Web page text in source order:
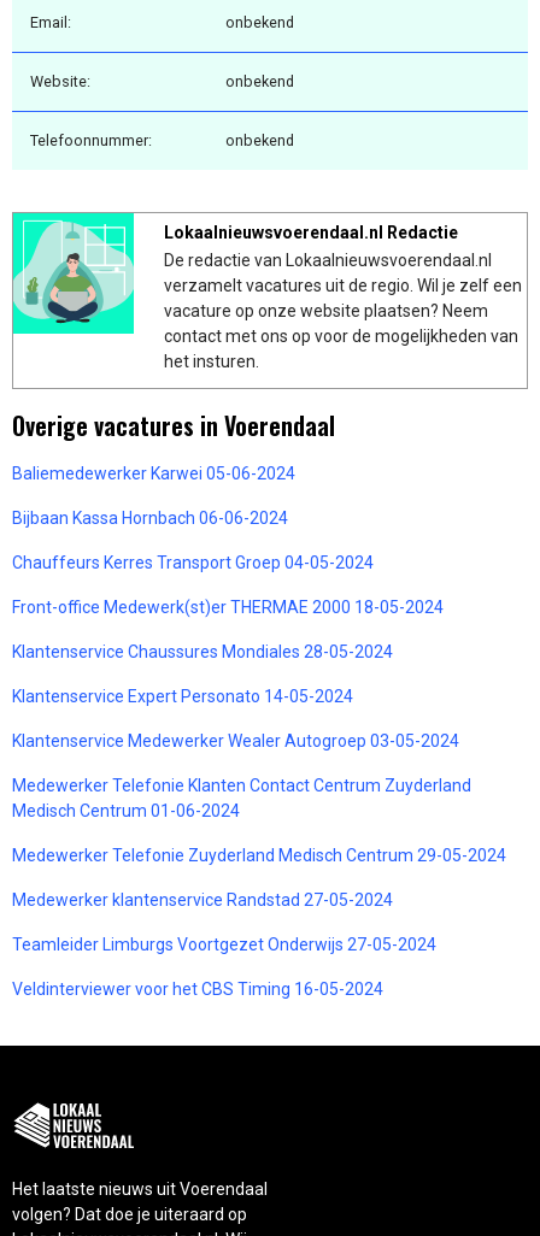
Email: onbekend
Website: onbekend
Telefoonnummer: onbekend
Lokaalnieuwsvoerendaal.nl Redactie
De redactie van Lokaalnieuwsvoerendaal.nl
verzamelt vacatures uit de regio. Wil je zelf een
vacature op onze website plaatsen? Neem
contact met ons op voor de mogelijkheden van
het insturen.
Overige vacatures in Voerendaal
Baliemedewerker Karwei 05-06-2024
Bijbaan Kassa Hornbach 06-06-2024
Chauffeurs Kerres Transport Groep 04-05-2024
Front-office Medewerk(st)er THERMAE 2000 18-05-2024
Klantenservice Chaussures Mondiales 28-05-2024
Klantenservice Expert Personato 14-05-2024
Klantenservice Medewerker Wealer Autogroep 03-05-2024
Medewerker Telefonie Klanten Contact Centrum Zuyderland
Medisch Centrum 01-06-2024
Medewerker Telefonie Zuyderland Medisch Centrum 29-05-2024
Medewerker klantenservice Randstad 27-05-2024
Teamleider Limburgs Voortgezet Onderwijs 27-05-2024
Veldinterviewer voor het CBS Timing 16-05-2024
Het laatste nieuws uit Voerendaal
volgen? Dat doe je uiteraard op